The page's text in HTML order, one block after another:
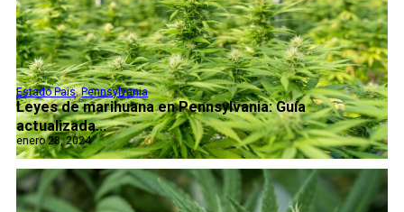
Leyes de marihuana en Pennsylvania: Guía
actualizada...
Estado Pais,Pennsylvania
enero 28, 2024